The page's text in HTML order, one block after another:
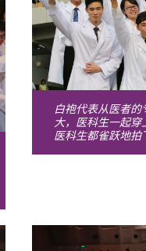
白袍代表从医者
大，医科生一起穿
医科生都雀跃地拍